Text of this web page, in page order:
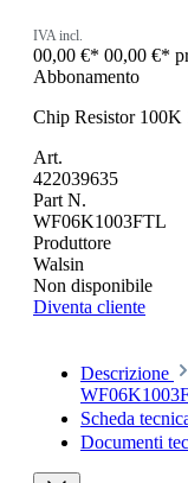
IVA incl.
00,00 €* 00,00 €*
Abbonamento
Chip Resistor
Art.
422039635
Part N.
WF06K1003FTL
Produttore
Walsin
Non disponibile
Diventa cliente
Descrizione
Scheda
Documenti